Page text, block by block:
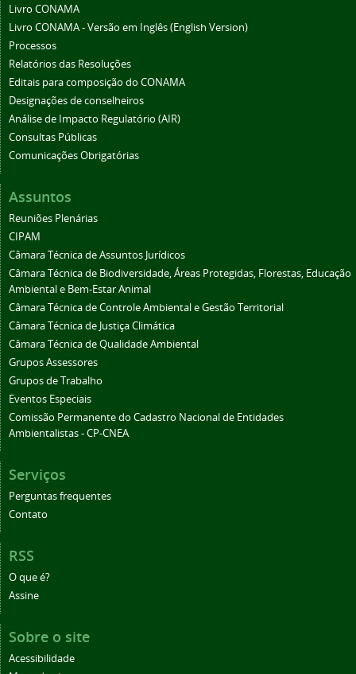
Livro CONAMA
Livro CONAMA - Versão em Inglês (English Version)
Processos
Relatórios das Resoluções
Editais para composição do CONAMA
Designações de conselheiros
Análise de Impacto Regulatório (AIR)
Consultas Públicas
Comunicações Obrigatórias
Assuntos
Reuniões Plenárias
CIPAM
Câmara Técnica de Assuntos Jurídicos
Câmara Técnica de Biodiversidade, Áreas Protegidas, Florestas, Educação
Ambiental e Bem-Estar Animal
Câmara Técnica de Controle Ambiental e Gestão Territorial
Câmara Técnica de Justiça Climática
Câmara Técnica de Qualidade Ambiental
Grupos Assessores
Grupos de Trabalho
Eventos Especiais
Comissão Permanente do Cadastro Nacional de Entidades
Ambientalistas - CP-CNEA
Serviços
Perguntas frequentes
Contato
RSS
O que é?
Assine
Sobre o site
Acessibilidade